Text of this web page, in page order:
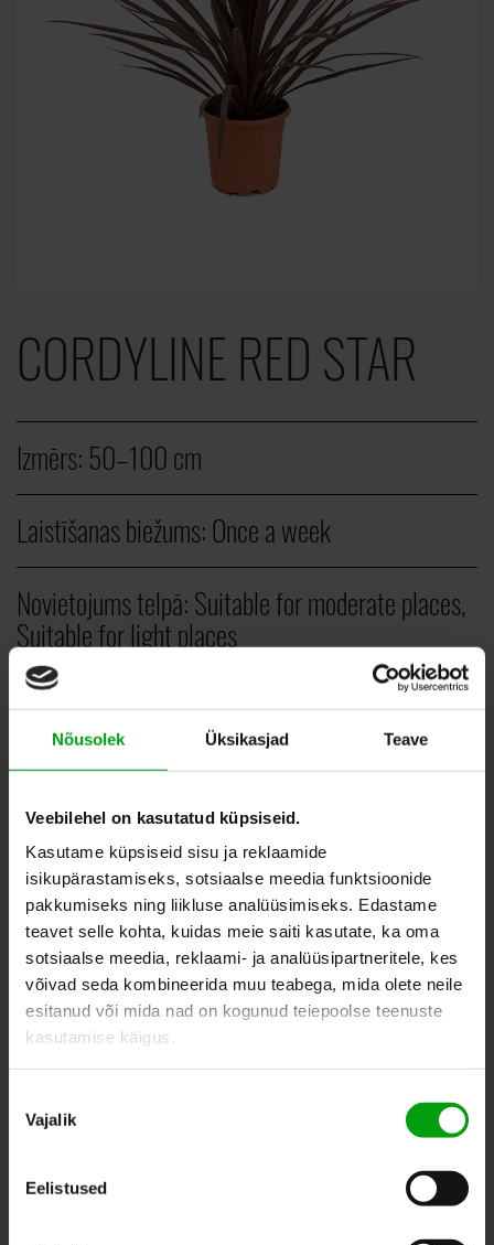
Nõusolek Üksikasjad Teave
Veebilehel on kasutatud küpsiseid.
Kasutame küpsiseid sisu ja reklaamide
isikupärastamiseks, sotsiaalse meedia funktsioonide
pakkumiseks ning liikluse analüüsimiseks. Edastame
teavet selle kohta, kuidas meie saiti kasutate, ka oma
sotsiaalse meedia, reklaami- ja analüüsipartneritele, kes
võivad seda kombineerida muu teabega, mida olete neile
esitanud või mida nad on kogunud teiepoolse teenuste
kasutamise käigus.
valik
Vajalik
Eelistused
CORDYLINE RED STAR
Izmērs: 50–100 cm
Laistīšanas biežums:Once a week
Novietojums telpā:Suitable for moderate places,
Suitable for light places
Veids:Vertical plants
PCS.
18,00–40,00EUR
ADD TO WHISHLIST
SIMILAR PRODUCTS